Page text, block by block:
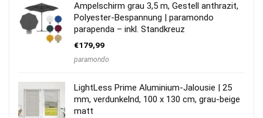
Ampelschirm grau 3,5 m, Gestell anthrazit,
Polyester-Bespannung | paramondo
parapenda – inkl. Standkreuz
€179,99
paramondo
LightLess Prime Aluminium-Jalousie | 25
mm, verdunkelnd, 100 x 130 cm, grau-beige
matt